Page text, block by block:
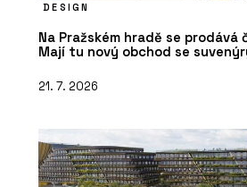
DESIGN
Na Pražském hradě se prodává
Mají tu nový obchod se
21. 7. 2026